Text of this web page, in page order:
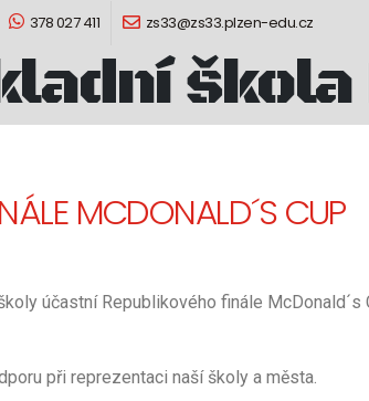
378 027 411 zs33@zs33.plzen-edu.cz
škola
MCDONALD´S CUP
účastní Republikového finále McDonald´s
při reprezentaci naší školy a města.